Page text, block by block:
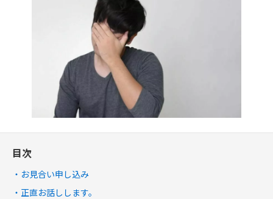
目次
お見合い申し込み
正直お話しします。